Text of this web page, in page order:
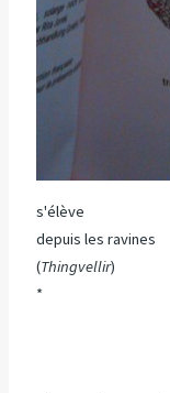
s'élève
depuis les ravines
(Thingvellir)
*